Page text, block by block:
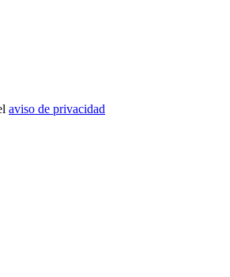
aviso de privacidad